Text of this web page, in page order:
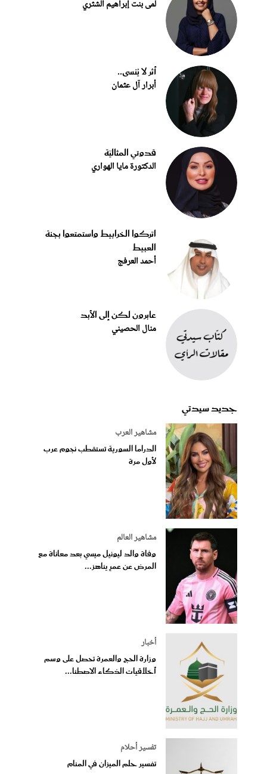
لمى بنت إبراهيم الشثري
أثر لا يُنسى..
أبرار آل عثمان
قدوتي المثاليّة
الدكتورة مايا الهواري
اتركوا الخرابيط واستمتعوا بجنة
العبيط
أحمد العرفج
عابرون لكن إلى الأبد
منال الحصيني
جديد سيدتي
مشاهير العرب
الدراما السورية تستقطب نجوم عرب
لأول مرة
مشاهير العالم
وفاة والد ليونيل ميسي بعد معاناة مع
المرض عن عمرٍ يناهز...
أخبار
وزارة الحج والعمرة تحصل على وسم
أخلاقيات الذكاء الاصطنا...
تفسير أحلام
تفسير حلم الميزان في المنام